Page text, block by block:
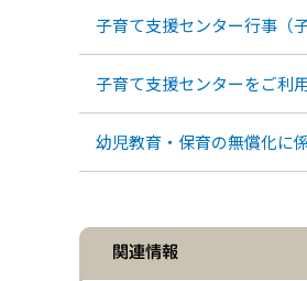
子育て支援センター行事（
子育て支援センターをご利
幼児教育・保育の無償化に
関連情報